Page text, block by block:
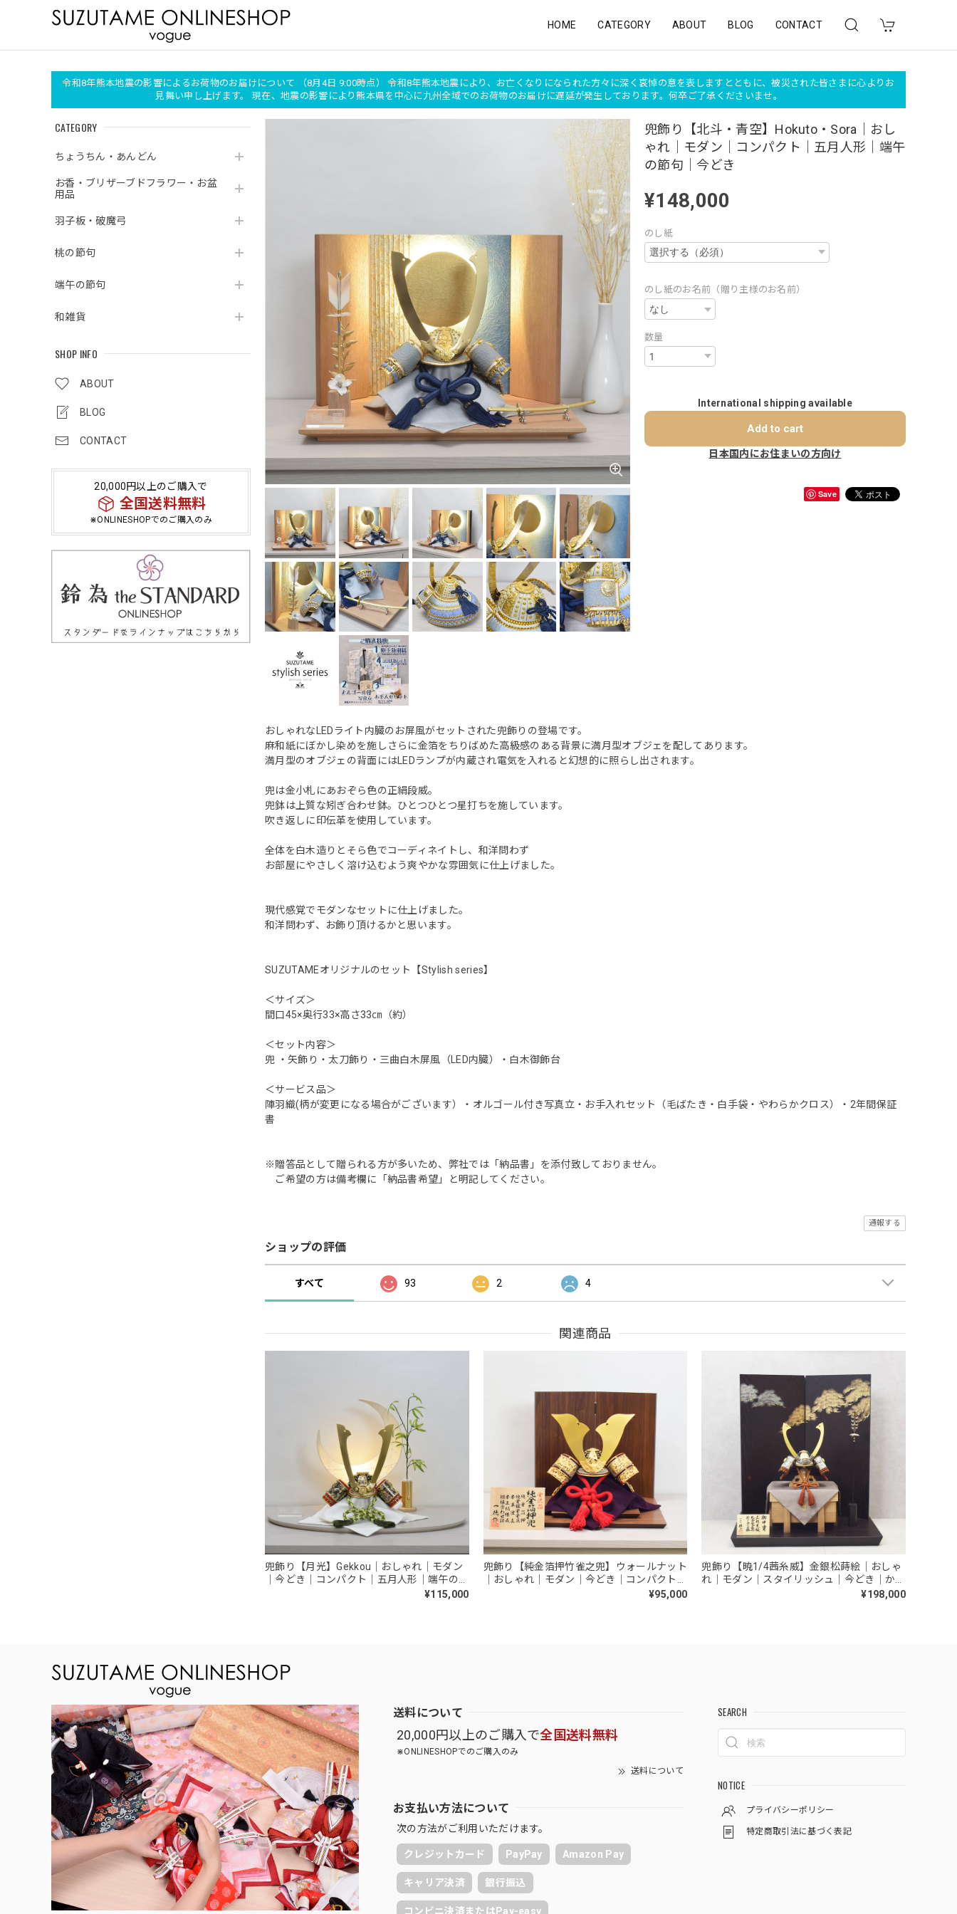
HOME CATEGORY ABOUT BLOG CONTACT
令和8年熊本地震の影響によるお荷物のお届けについて （8月4日 9:00時点） 令和8年熊本地震により、お亡くなりになられた方々に深く哀悼の意を表しますとともに、被災された皆さまに心よりお
見舞い申し上げます。 現在、地震の影響により熊本県を中心に九州全域でのお荷物のお届けに遅延が発生しております。何卒ご了承くださいませ。
CATEGORY
ちょうちん・あんどん
お香・ブリザーブドフラワー・お盆
用品
羽子板・破魔弓
桃の節句
端午の節句
和雑貨
SHOP INFO
ABOUT
BLOG
CONTACT
20,000円以上のご購入で
全国送料無料
⋇ONLINESHOPでのご購入のみ
兜飾り【北斗・青空】Hokuto・Sora｜おし
ゃれ｜モダン｜コンパクト｜五月人形｜端午
の節句｜今どき
¥148,000
のし紙
のし紙のお名前（贈り主様のお名前）
数量
International shipping available
Add to cart
日本国内にお住まいの方向け
Save
おしゃれなLEDライト内臓のお屏風がセットされた兜飾りの登場です。
麻和紙にぼかし染めを施しさらに金箔をちりばめた高級感のある背景に満月型オブジェを配してあります。
満月型のオブジェの背面にはLEDランプが内蔵され電気を入れると幻想的に照らし出されます。
兜は金小札にあおぞら色の正絹段威。
兜鉢は上質な矧ぎ合わせ鉢。ひとつひとつ星打ちを施しています。
吹き返しに印伝革を使用しています。
全体を白木造りとそら色でコーディネイトし、和洋問わず
お部屋にやさしく溶け込むよう爽やかな雰囲気に仕上げました。
現代感覚でモダンなセットに仕上げました。
和洋問わず、お飾り頂けるかと思います。
SUZUTAMEオリジナルのセット【Stylish series】
＜サイズ＞
間口45×奥行33×高さ33㎝（約）
＜セット内容＞
兜 ・矢飾り・太刀飾り・三曲白木屏風（LED内臓）・白木御飾台
＜サービス品＞
陣羽織(柄が変更になる場合がございます）・オルゴール付き写真立・お手入れセット（毛ばたき・白手袋・やわらかクロス）・2年間保証
書
※贈答品として贈られる方が多いため、弊社では「納品書」を添付致しておりません。
ご希望の方は備考欄に「納品書希望」と明記してください。
通報する
ショップの評価
すべて 93 2 4
関連商品
兜飾り【月光】Gekkou｜おしゃれ｜モダン
｜今どき｜コンパクト｜五月人形｜端午の節
¥115,000
兜飾り【純金箔押竹雀之兜】ウォールナット
｜おしゃれ｜モダン｜今どき｜コンパクト｜
¥95,000
兜飾り【暁1/4茜糸威】金銀松蒔絵｜おしゃ
れ｜モダン｜スタイリッシュ｜今どき｜かっ
¥198,000
送料について
20,000円以上のご購入で全国送料無料
⋇ONLINESHOPでのご購入のみ
送料について
お支払い方法について
次の方法がご利用いただけます。
クレジットカード PayPay Amazon Pay
キャリア決済 銀行振込
コンビニ決済またはPay-easy
SEARCH
NOTICE
プライバシーポリシー
特定商取引法に基づく表記